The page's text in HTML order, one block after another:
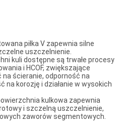
piłka V zapewnia silne
uszczelnienie.
kuli dostępne są trwałe procesy
i HCOF, zwiększające
ścieranie, odporność na
na korozję i działanie w wysokich
kulkowa zapewnia
i szczelną uszczelnienie,
zaworów segmentowych.